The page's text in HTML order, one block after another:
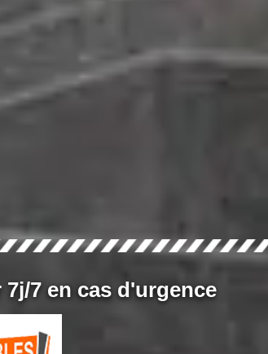
7 en cas d'urgence